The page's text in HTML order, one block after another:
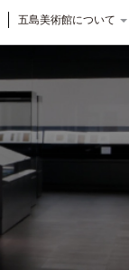
五島美術館について